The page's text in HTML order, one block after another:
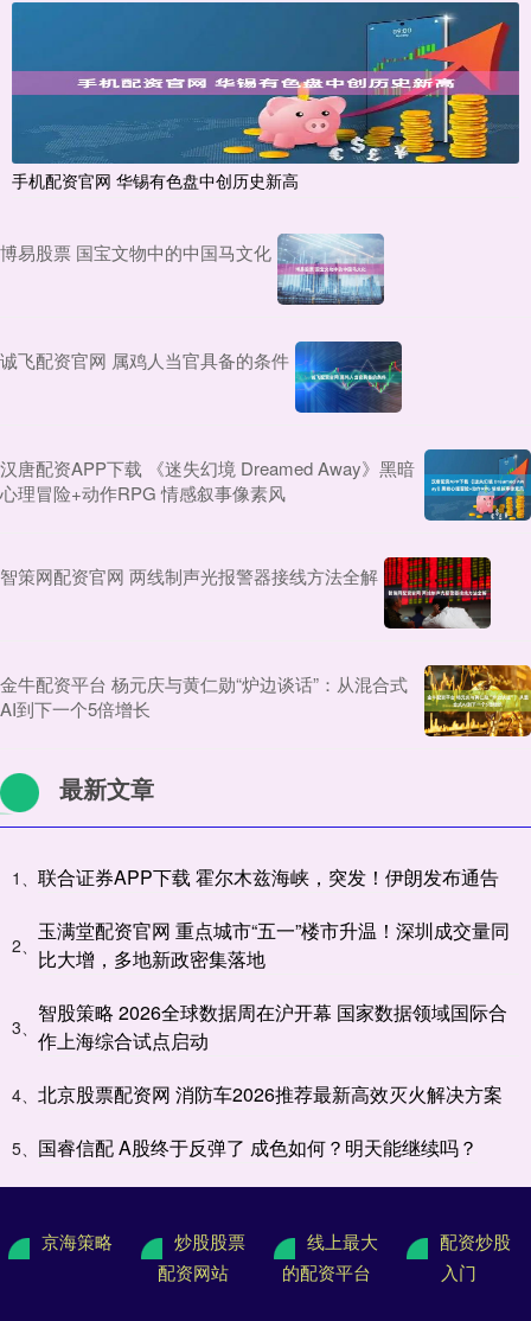
手机配资官网 华锡有色盘中创历史新高
博易股票 国宝文物中的中国马文化
诚飞配资官网 属鸡人当官具备的条件
汉唐配资APP下载 《迷失幻境 Dreamed Away》黑暗
心理冒险+动作RPG 情感叙事像素风
智策网配资官网 两线制声光报警器接线方法全解
金牛配资平台 杨元庆与黄仁勋“炉边谈话”：从混合式
AI到下一个5倍增长
最新文章
1、 联合证券APP下载 霍尔木兹海峡，突发！伊朗发布通告
2、
玉满堂配资官网 重点城市“五一”楼市升温！深圳成交量同
比大增，多地新政密集落地
3、
智股策略 2026全球数据周在沪开幕 国家数据领域国际合
作上海综合试点启动
4、 北京股票配资网 消防车2026推荐最新高效灭火解决方案
5、 国睿信配 A股终于反弹了 成色如何？明天能继续吗？
京海策略
炒股股票
配资网站
线上最大
的配资平台
配资炒股
入门